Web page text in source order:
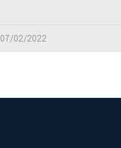
07/02/2022